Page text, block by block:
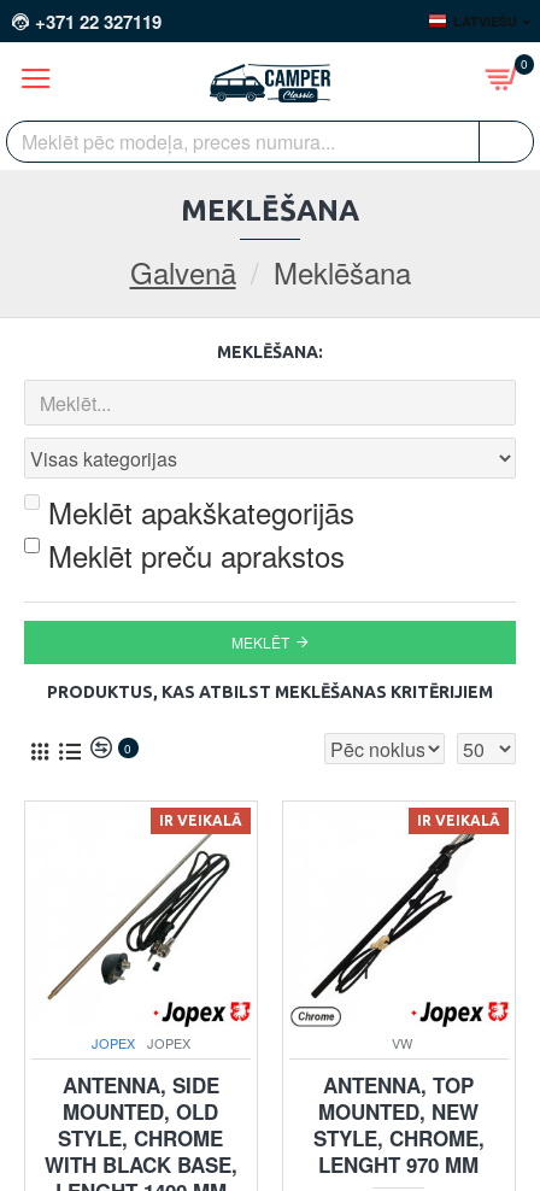
+371 22 327119 LATVIEŠU
0
Galvenā Meklēšana
MEKLĒŠANA
MEKLĒŠANA:
Meklēt apakškategorijās
Meklēt preču aprakstos
MEKLĒT
PRODUKTUS, KAS ATBILST MEKLĒŠANAS KRITĒRIJIEM
0
IR VEIKALĀ
JOPEX JOPEX
ANTENNA, SIDE
MOUNTED, OLD
STYLE, CHROME
WITH BLACK BASE,
IR VEIKALĀ
VW
ANTENNA, TOP
MOUNTED, NEW
STYLE, CHROME,
LENGHT 970 MM